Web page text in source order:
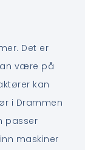
Det er
være på
kan
i Drammen
passer
maskiner